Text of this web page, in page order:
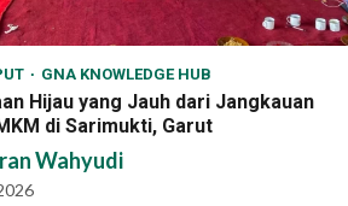
GNA KNOWLEDGE HUB
Hijau yang Jauh dari Jangkauan
di Sarimukti, Garut
Wahyudi